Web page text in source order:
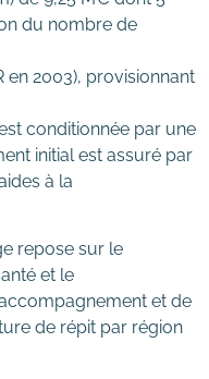
du nombre de
en 2003), provisionnant
conditionnée par une
initial est assuré par
à la
repose sur le
et le
et de
de répit par région